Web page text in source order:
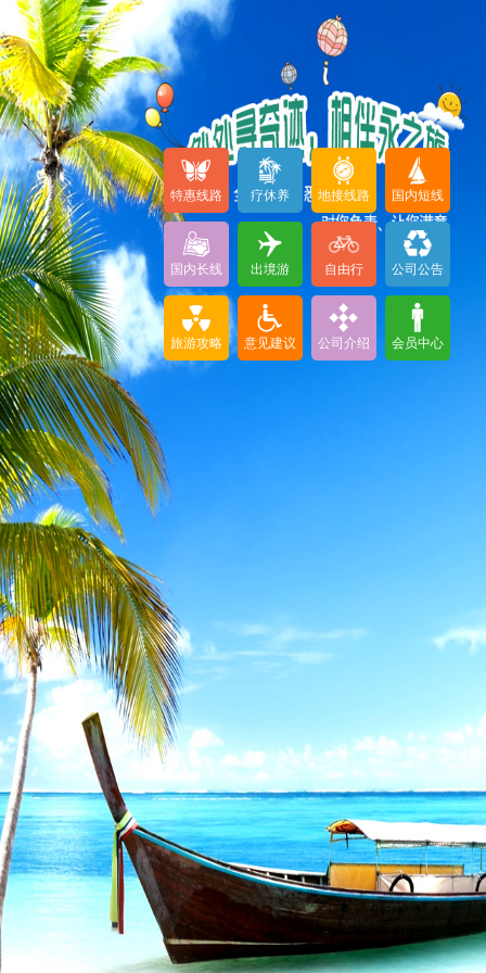
特惠线路 疗休养 地接线路 国内短线
国内长线 出境游 自由行 公司公告
旅游攻略 意见建议 公司介绍 会员中心